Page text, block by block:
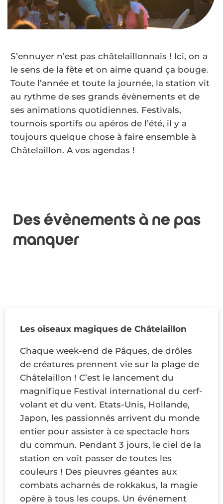
S’ennuyer n’est pas châtelaillonnais ! Ici, on a
le sens de la fête et on aime quand ça bouge.
Toute l’année et toute la journée, la station vit
au rythme de ses grands évènements et de
ses animations quotidiennes. Festivals,
tournois sportifs ou apéros de l’été, il y a
toujours quelque chose à faire ensemble à
Châtelaillon. A vos agendas !
Des évènements à ne pas
manquer
Les oiseaux magiques de Châtelaillon
Chaque week-end de Pâques, de drôles
de créatures prennent vie sur la plage de
Châtelaillon ! C’est le lancement du
magnifique Festival international du cerf-
volant et du vent. Etats-Unis, Hollande,
Japon, les passionnés arrivent du monde
entier pour assister à ce spectacle hors
du commun. Pendant 3 jours, le ciel de la
station en voit passer de toutes les
couleurs ! Des pieuvres géantes aux
combats acharnés de rokkakus, la magie
opère à tous les coups. Un événement